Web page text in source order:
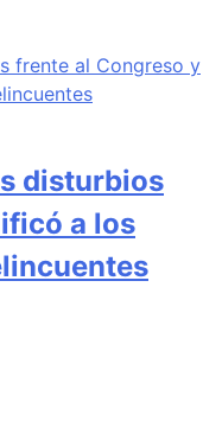
disturbios
a los